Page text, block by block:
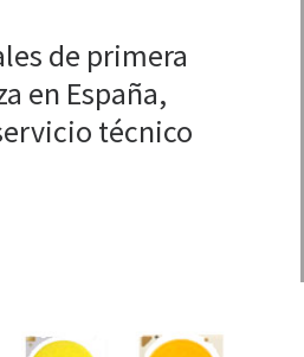
de primera
en España,
técnico